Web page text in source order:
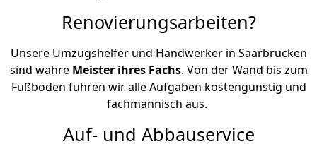
Renovierungsarbeiten?
Unsere Umzugshelfer und Handwerker in Saarbrücken
sind wahre Meister ihres Fachs. Von der Wand bis zum
Fußboden führen wir alle Aufgaben kostengünstig und
fachmännisch aus.
Auf- und Abbauservice